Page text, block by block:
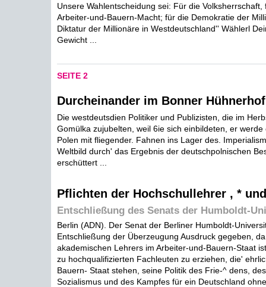
Unsere Wahlentscheidung sei: Für die
Arbeiter-und-Bauern-Macht; für die Demokratie der
Diktatur der Millionäre in Westdeutschland'' Wählerl
Gewicht ...
SEITE 2
Durcheinander im Bonner Hühnerhof
Die westdeutsdien Politiker und Publizisten, die im
Gomülka zujubelten, weil 6ie sich einbildeten, er werde
Polen mit fliegender. Fahnen ins Lager des.
Weltbild durch' das Ergebnis der deutschpolnischen
erschüttert ...
Pflichten der Hochschullehrer , *
Entschließung des Senats der Humboldt-
Berlin (ADN). Der Senat der Berliner Humboldt-
Entschließung der Überzeugung Ausdruck gegeben,
akademischen Lehrers im Arbeiter-und-Bauern-Staat
zu hochqualifizierten Fachleuten zu erziehen, die'
Bauern- Staat stehen, seine Politik des Frie-^ dens,
Sozialismus und des Kampfes für ein Deutschland